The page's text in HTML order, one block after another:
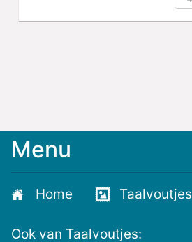
Meld
voor
nieuwste
Menu
Home Taalvoutjes
Ook van Taalvoutjes: